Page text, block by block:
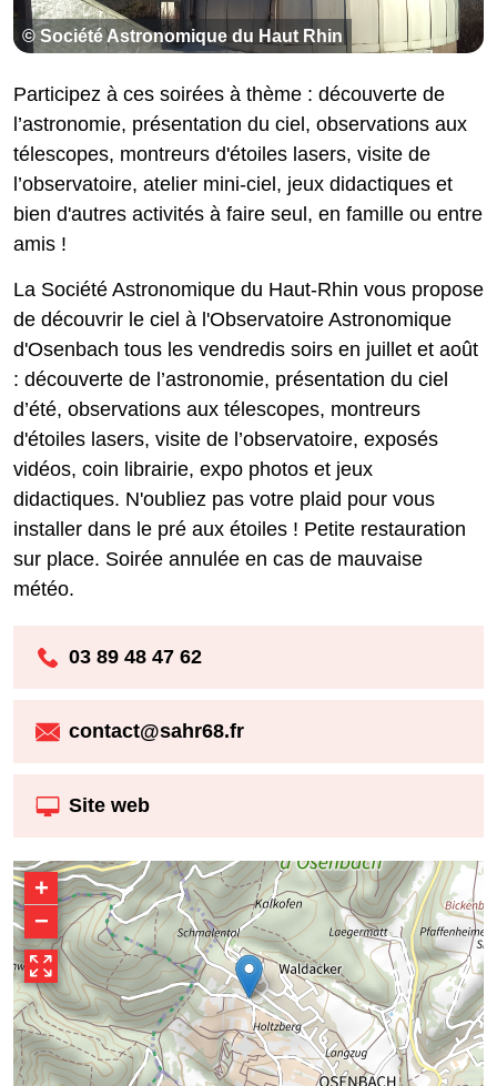
© Société Astronomique du Haut Rhin
Participez à ces soirées à thème : découverte de
l’astronomie, présentation du ciel, observations aux
télescopes, montreurs d'étoiles lasers, visite de
l’observatoire, atelier mini-ciel, jeux didactiques et
bien d'autres activités à faire seul, en famille ou entre
amis !
La Société Astronomique du Haut-Rhin vous propose
de découvrir le ciel à l'Observatoire Astronomique
d'Osenbach tous les vendredis soirs en juillet et août
: découverte de l’astronomie, présentation du ciel
d’été, observations aux télescopes, montreurs
d'étoiles lasers, visite de l’observatoire, exposés
vidéos, coin librairie, expo photos et jeux
didactiques. N'oubliez pas votre plaid pour vous
installer dans le pré aux étoiles ! Petite restauration
sur place. Soirée annulée en cas de mauvaise
météo.
03 89 48 47 62
contact@sahr68.fr
Site web
+
−